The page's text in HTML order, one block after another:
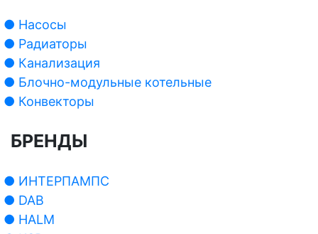
● Насосы
● Радиаторы
● Канализация
● Блочно-модульные котельные
● Конвекторы
БРЕНДЫ
● ИНТЕРПАМПС
● DAB
● HALM